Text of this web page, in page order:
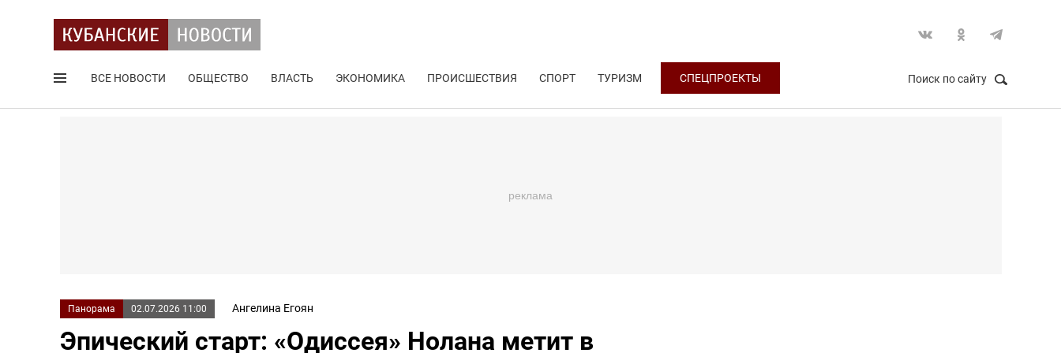
ВСЕ НОВОСТИ ОБЩЕСТВО ВЛАСТЬ ЭКОНОМИКА ПРОИСШЕСТВИЯ СПОРТ ТУРИЗМ СПЕЦПРОЕКТЫ Поиск по сайту
Панорама 02.07.2026 11:00 Ангелина Егоян
Эпический старт: «Одиссея» Нолана метит в